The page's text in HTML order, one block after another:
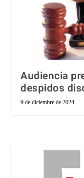
Audiencia
despidos
9 de diciembre de 2024